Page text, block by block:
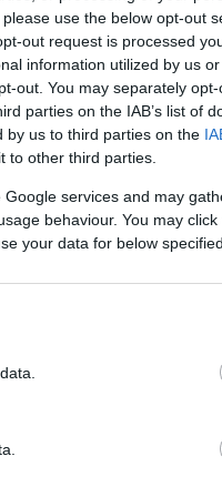
use the below opt-out
out request is processed
information utilized by us
out. You may separately
parties on the IAB’s list of
by us to third parties on the
to other third parties.
services and may
behaviour. You may
your data for below
των περιορισμών θα
πιέσεις σε
τη στεγαστική
η έκδοση νέων
της Αθήνας,
αποφάσεις για την
να ληφθούν μετά το
εκτενώς και η